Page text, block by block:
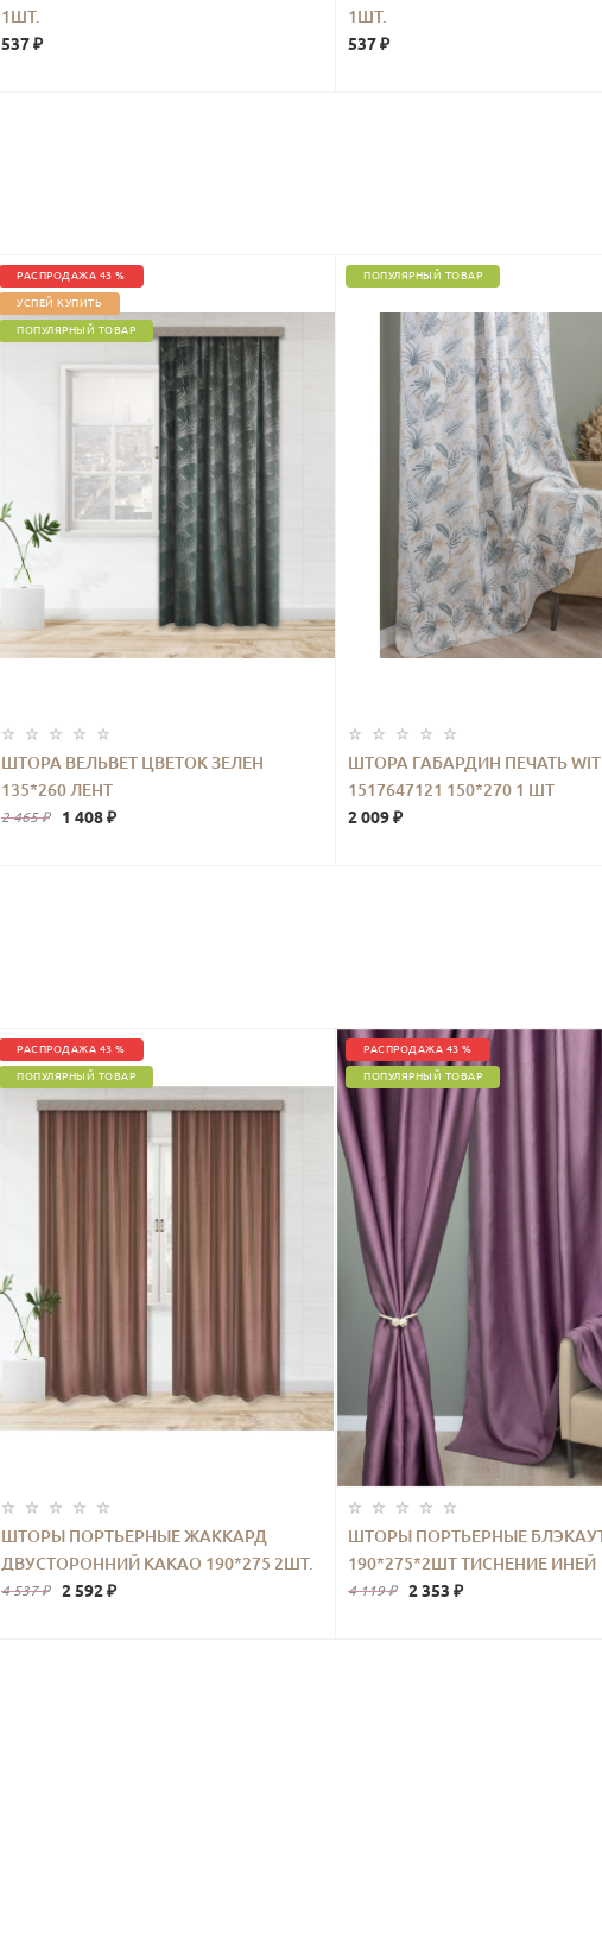
1ШТ.
537 ₽
1ШТ.
537 ₽
РАСПРОДАЖА 43 %
УСПЕЙ КУПИТЬ
ПОПУЛЯРНЫЙ ТОВАР
ШТОРА ВЕЛЬВЕТ ЦВЕТОК ЗЕЛЕН
135*260 ЛЕНТ
2 465 ₽ 1 408 ₽
ПОПУЛЯРНЫЙ ТОВАР
ШТОРА ГАБАРДИН ПЕЧАТЬ
1517647121 150*270 1 ШТ
2 009 ₽
РАСПРОДАЖА 43 %
ПОПУЛЯРНЫЙ ТОВАР
ШТОРЫ ПОРТЬЕРНЫЕ ЖАККАРД
ДВУСТОРОННИЙ КАКАО 190*275 2ШТ.
4 537 ₽ 2 592 ₽
РАСПРОДАЖА 43 %
ПОПУЛЯРНЫЙ ТОВАР
ШТОРЫ ПОРТЬЕРНЫЕ
190*275*2ШТ ТИСНЕНИЕ ИНЕЙ
ФИОЛЕТОВЫЙ
4 119 ₽ 2 353 ₽